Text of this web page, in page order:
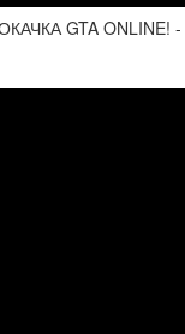
GTA ONLINE! -